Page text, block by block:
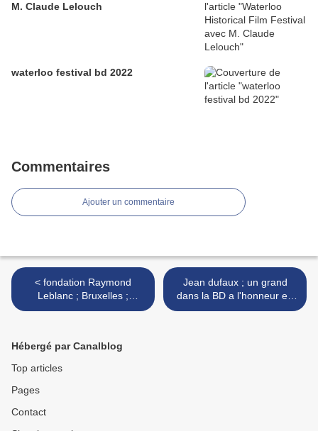
M. Claude Lelouch
waterloo festival bd 2022
Commentaires
Ajouter un commentaire
< fondation Raymond
Leblanc ; Bruxelles ;
Belgique ;
Jean dufaux ; un grand
dans la BD a l'honneur en
2008 >
Hébergé par Canalblog
Top articles
Pages
Contact